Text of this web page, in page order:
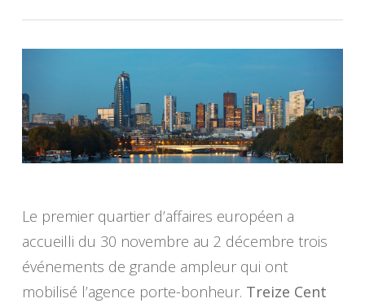
Le premier quartier d’affaires européen a
accueilli du 30 novembre au 2 décembre trois
événements de grande ampleur qui ont
mobilisé l’agence porte-bonheur. Treize Cent